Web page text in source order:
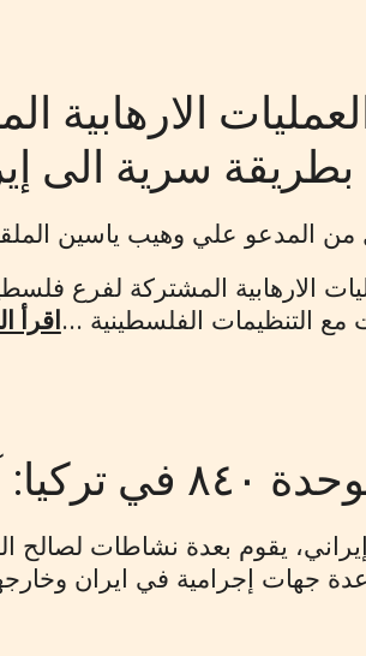
الارهابية
سرية الى
المدعو علي وهيب ياسين
الارهابية المشتركة لفرع
مع التنظيمات الفلسطينية ...اقرأ
حسيني بر
جهات إجرامية في ايران وخارجها